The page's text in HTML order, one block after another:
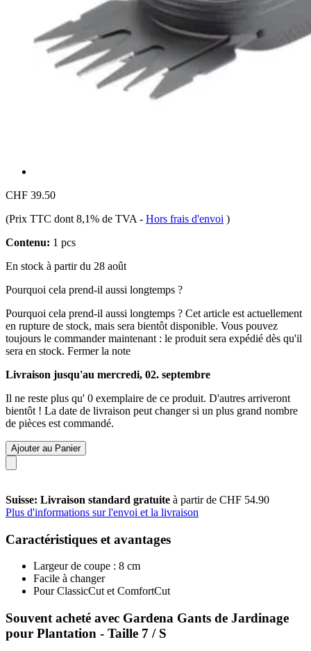
CHF 39.50
(Prix TTC dont 8,1% de TVA - Hors frais d'envoi )
Contenu: 1 pcs
En stock à partir du 28 août
Pourquoi cela prend-il aussi longtemps ?
Pourquoi cela prend-il aussi longtemps ? Cet article est actuellement
en rupture de stock, mais sera bientôt disponible. Vous pouvez
toujours le commander maintenant : le produit sera expédié dès qu'il
sera en stock. Fermer la note
Livraison jusqu'au mercredi, 02. septembre
Il ne reste plus qu' 0 exemplaire de ce produit. D'autres arriveront
bientôt ! La date de livraison peut changer si un plus grand nombre
de pièces est commandé.
Ajouter au Panier
Suisse: Livraison standard gratuite à partir de CHF 54.90
Plus d'informations sur l'envoi et la livraison
Caractéristiques et avantages
Largeur de coupe : 8 cm
Facile à changer
Pour ClassicCut et ComfortCut
Souvent acheté avec Gardena Gants de Jardinage
pour Plantation - Taille 7 / S